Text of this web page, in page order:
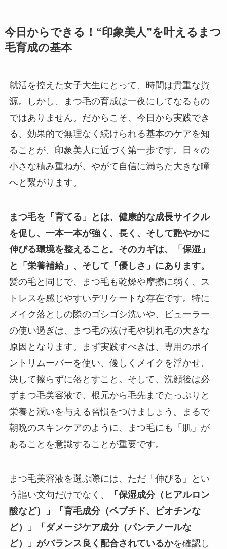
今日からできる！“印象美人”を叶えるまつ
毛育成の基本
就活を控えた女子大生にとって、時間は貴重な資
源。しかし、まつ毛の育成は一夜にしてなるもの
ではありません。だからこそ、今日から実践でき
る、効果的で無理なく続けられる基本のケアを知
ることが、印象美人に近づく第一歩です。日々の
小さな積み重ねが、やがて自信に満ちた大きな瞳
へと繋がります。
まつ毛を「育てる」とは、健康的な成長サイクル
を促し、一本一本が強く、長く、そして艶やかに
伸びる環境を整えること。そのカギは、「保湿」
と「栄養補給」、そして「優しさ」にあります。
髪の毛と同じで、まつ毛も乾燥や摩擦に弱く、ス
トレスを感じやすいデリケートな存在です。特に
メイク落としの際のゴシゴシ洗いや、ビューラー
の使い過ぎは、まつ毛の抜け毛や切れ毛の大きな
原因となります。まず実践すべきは、専用のポイ
ントリムーバーを使い、優しくメイクを浮かせ、
決して擦らずに落とすこと。そして、洗顔後は必
ずまつ毛美容液で、根元から毛先までたっぷりと
栄養と潤いを与える習慣をつけましょう。まるで
朝晩のスキンケアのように、まつ毛にも「肌」が
あることを意識することが重要です。
まつ毛美容液を選ぶ際には、ただ「伸びる」とい
う謳い文句だけでなく、
「保湿成分（ヒアルロン
酸など）」「育毛成分（ペプチド、ビオチンな
ど）」「ダメージケア成分（パンテノールな
ど）」がバランス良く配合されているかを確認し